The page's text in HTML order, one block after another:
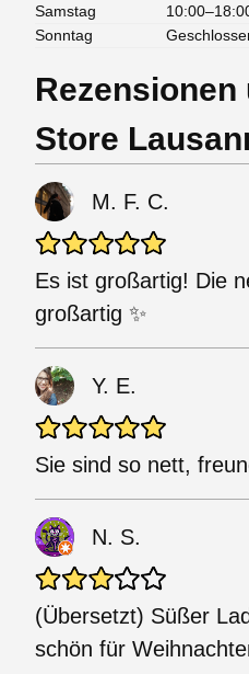
Samstag
Sonntag
Store
M. F. C.
Es ist großartig! Die
großartig ✨
Y. E.
Sie sind so nett,
N. S.
(Übersetzt) Süßer
schön für